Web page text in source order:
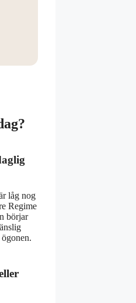
låg nog
Regime
börjar